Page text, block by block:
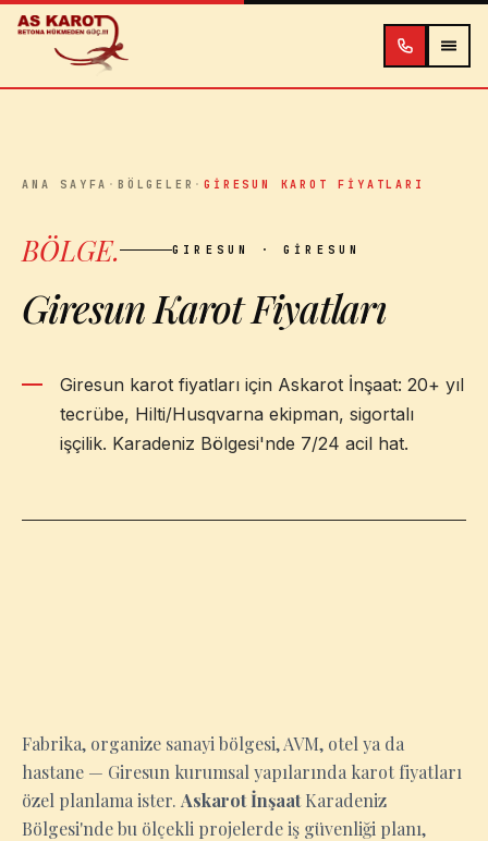
İçeriğe atla
ANA SAYFA ·BÖLGELER ·GIRESUN KAROT FIYATLARI
BÖLGE. GIRESUN · GIRESUN
Giresun Karot Fiyatları
Giresun karot fiyatları için Askarot İnşaat: 20+ yıl
tecrübe, Hilti/Husqvarna ekipman, sigortalı
işçilik. Karadeniz Bölgesi'nde 7/24 acil hat.
Fabrika, organize sanayi bölgesi, AVM, otel ya da
hastane — Giresun kurumsal yapılarında karot fiyatları
özel planlama ister. Askarot İnşaatKaradeniz
Bölgesi'nde bu ölçekli projelerde iş güvenliği planı,